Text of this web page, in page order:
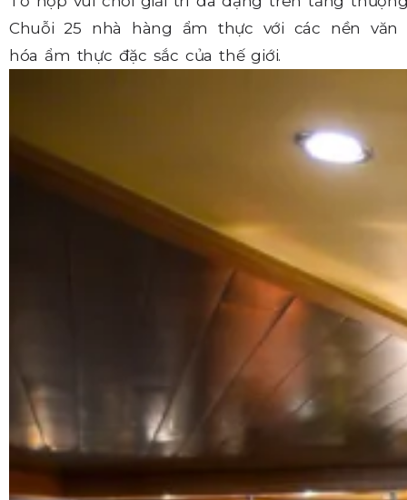
Chuỗi 25 nhà hàng ẩm thực với các nền văn
hóa ẩm thực đặc sắc của thế giới.